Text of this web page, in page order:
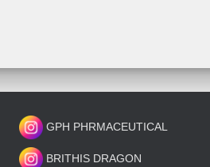
GPH PHRMACEUTICAL
BRITHIS DRAGON